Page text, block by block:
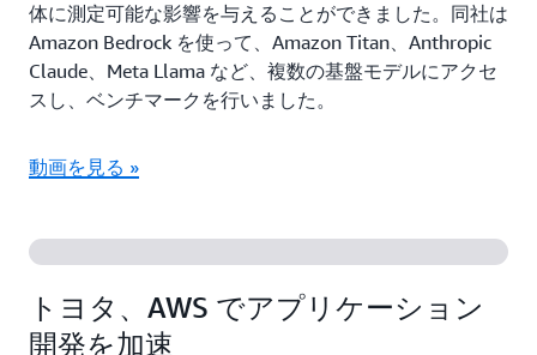
体に測定可能な影響を与えることができました。同社は
Amazon Bedrock を使って、Amazon Titan、Anthropic
Claude、Meta Llama など、複数の基盤モデルにアクセ
スし、ベンチマークを行いました。
動画を見る »
トヨタ、AWS でアプリケーション
開発を加速